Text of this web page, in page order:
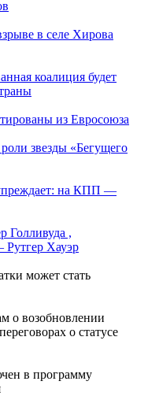
в селе Хирова
коалиция будет
из Евросоюза
звезды «Бегущего
на КПП —
Голливуда ,
Хауэр
может стать
о возобновлении
о статусе
в программу